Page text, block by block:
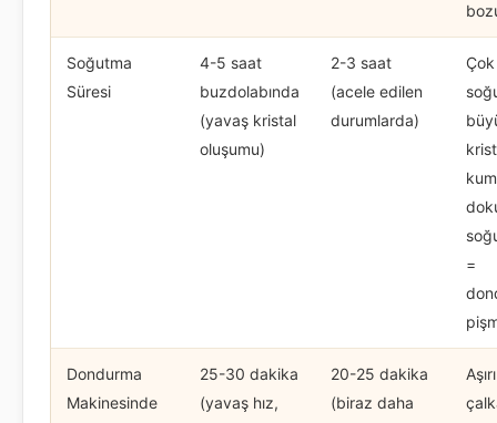
Soğutma
Süresi
4-5 saat
buzdolabında
(yavaş kristal
oluşumu)
2-3 saat
(acele edilen
durumlarda)
Çok
=
Dondurma
Makinesinde
25-30 dakika
(yavaş hız,
20-25 dakika
(biraz daha
Aşırı